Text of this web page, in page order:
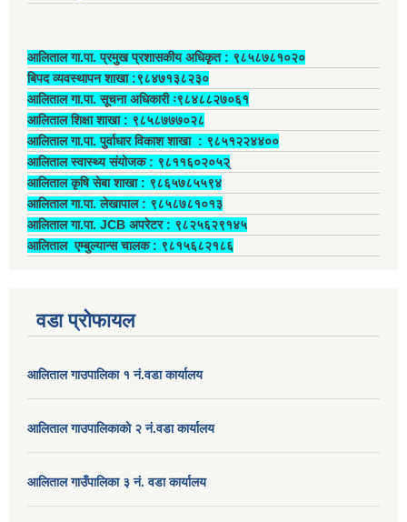
आलिताल गा.पा. प्रमुख प्रशासकीय अधिकृत ‍: ९८५८७८१०२०
बिपद व्यवस्थापन शाखा :९८४७१३८२३०
आलिताल गा.पा. सूचना अधिकारी ः९८४८८२७०६१
आलिताल शिक्षा शाखा : ९८५८७७७०२८
आलिताल गा.पा. पुर्वाधार विकाश शाखा ‍: ९८५१२२४४००
आलिताल स्वास्थ्य संयोजक ‍: ९८११६०२०५२्
आलिताल कृषि सेबा शाखा : ९८६५७८५५९४
आलिताल गा.पा. लेखापाल ‍: ९८५८७८१०१३
आलिताल गा.पा. JCB अपरेटर ‍: ९८२५६२९१४५
आलिताल एम्बुल्यान्स चालक ‍: ९८१५६८२१८६
वडा प्रोफायल
आलिताल गाउपालिका १ नं.वडा कार्यालय
आलिताल गाउपालिकाको २ नं.वडा कार्यालय
आलिताल गाउँपालिका ३ नं. वडा कार्यालय